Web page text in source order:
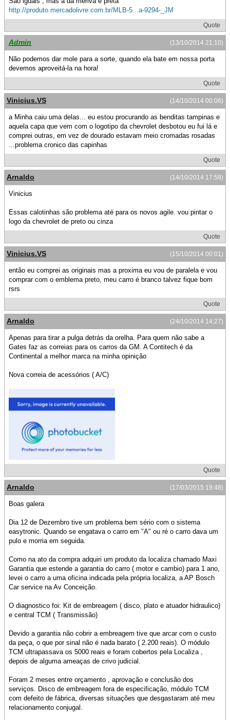
http://produto.mercadolivre.com.br/MLB-5...a-9294-_JM
Quote
(13/10/2014 21:10)
Admin
Não podemos dar mole para a sorte, quando ela bate em nossa porta
devemos aproveitá-la na hora!
Quote
(14/10/2014 00:06)
Vinicius.VS
a Minha caiu uma delas... eu estou procurando as benditas tampinas e
aquela capa que vem com o logotipo da chevrolet desbotou eu fui lá e
comprei outras, em vez de dourado estavam meio cromadas rosadas
...problema cronico das capinhas
Quote
(14/10/2014 17:58)
Arnaldo
Vinicius
Essas calotinhas são problema até para os novos agile. vou pintar o
logo da chevrolet de preto ou cinza
Quote
(15/10/2014 00:01)
Vinicius.VS
então eu comprei as originais mas a proxima eu vou de paralela e vou
comprar com o emblema preto, meu carro é branco talvez fique bom
rsrs
Quote
(24/10/2014 14:27)
Arnaldo
Apenas para tirar a pulga detrás da orelha. Para quem não sabe a
Gates faz as correias para os carros da GM. A Contitech é da
Continental a melhor marca na minha opinição
Nova correia de acessórios ( A/C)
Quote
(17/03/2015 19:48)
Arnaldo
Boas galera
Dia 12 de Dezembro tive um problema bem sério com o sistema
easytronic. Quando se engatava o carro em "A" ou ré o carro dava um
pulo e morria em seguida.
Como na ato da compra adquiri um produto da localiza chamado Maxi
Garantia que estende a garantia do carro ( motor e cambio) para 1 ano,
levei o carro a uma oficina indicada pela própria localiza, a AP Bosch
Car service na Av Conceição.
O diagnostico foi: Kit de embreagem ( disco, plato e atuador hidraulico)
e central TCM ( Transmissão)
Devido a garantia não cobrir a embreagem tive que arcar com o custo
da peça, o que por sinal não é nada barato ( 2.200 reais). O módulo
TCM ultrapassava os 5000 reais e foram cobertos pela Localiza ,
depois de alguma ameaças de crivo judicial.
Foram 2 meses entre orçamento , aprovação e conclusão dos
serviços. Disco de embreagem fora de especificação, módulo TCM
com defeito de fábrica, diversas situações que desgastaram até meu
relacionamento conjugal.